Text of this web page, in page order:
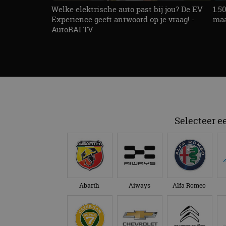
Welke elektrische auto past bij jou? De EV
Experience geeft antwoord op je vraag! -
AutoRAI TV
Selecteer
Abarth Aiways Alfa Romeo
_ga_SC6JKZPPKY
_gcl_au
Google
.autorai.nl
IDE
Google